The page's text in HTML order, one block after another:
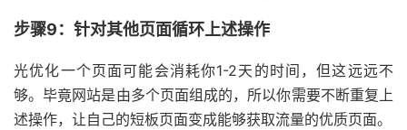
步骤9：针对其他页面循环上述操作
光优化一个页面可能会消耗你1-2天的时间，但这远远不
够。毕竟网站是由多个页面组成的，所以你需要不断重复上
述操作，让自己的短板页面变成能够获取流量的优质页面。